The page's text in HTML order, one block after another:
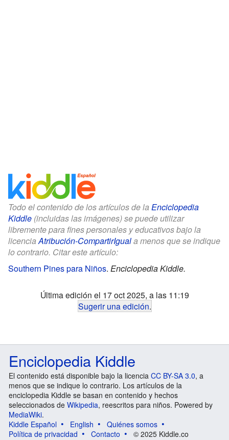
Todo el contenido de los artículos de la Enciclopedia
Kiddle (incluidas las imágenes) se puede utilizar
libremente para fines personales y educativos bajo la
licenciaAtribución-CompartirIguala menos que se indique
lo contrario. Citar este artículo:
Southern Pines para Niños. Enciclopedia Kiddle.
Última edición el 17 oct 2025, a las 11:19
Sugerir una edición.
Enciclopedia Kiddle
El contenido está disponible bajo la licencia CC BY-SA 3.0, a
menos que se indique lo contrario. Los artículos de la
enciclopedia Kiddle se basan en contenido y hechos
seleccionados de Wikipedia, reescritos para niños. Powered by
MediaWiki.
Kiddle Español
English
Quiénes somos
Política de privacidad
Contacto © 2025 Kiddle.co